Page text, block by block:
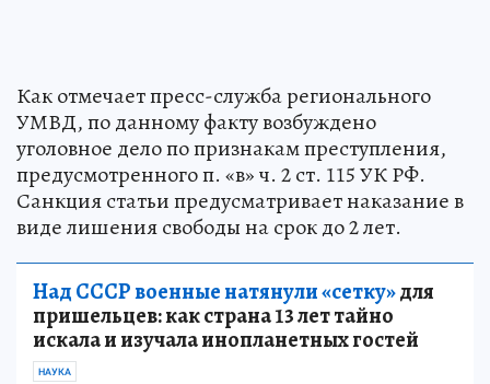
Как отмечает пресс-служба регионального
УМВД, по данному факту возбуждено
уголовное дело по признакам преступления,
предусмотренного п. «в» ч. 2 ст. 115 УК РФ.
Санкция статьи предусматривает наказание в
виде лишения свободы на срок до 2 лет.
Над СССР военные натянули «сетку»для
пришельцев: как страна 13 лет тайно
искала и изучала инопланетных гостей
НАУКА